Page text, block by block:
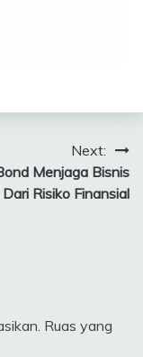
Next:
Menjaga Bisnis
Risiko Finansial
Ruas yang